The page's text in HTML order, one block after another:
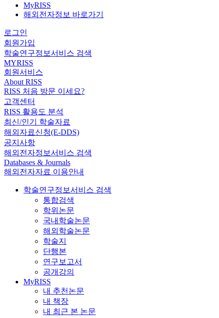
MyRISS
해외전자정보 바로가기
로그인
회원가입
학술연구정보서비스 검색
MYRISS
회원서비스
About RISS
RISS 처음 방문 이세요?
고객센터
RISS 활용도 분석
최신/인기 학술자료
해외자료신청(E-DDS)
공지사항
해외전자정보서비스 검색
Databases & Journals
해외전자자료 이용안내
학술연구정보서비스 검색
통합검색
학위논문
국내학술논문
해외학술논문
학술지
단행본
연구보고서
공개강의
MyRISS
내 추천논문
내 책장
내 최근 본 논문